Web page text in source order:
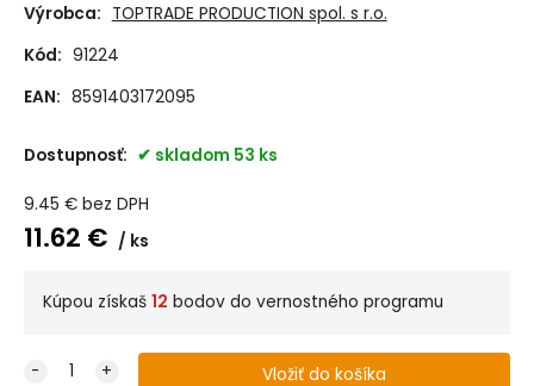
Výrobca: TOPTRADE PRODUCTION spol. s r.o.
Kód: 91224
EAN: 8591403172095
Dostupnosť: skladom 53 ks
9.45 € bez DPH
11.62 € ks
Kúpou získaš 12 bodov do vernostného programu